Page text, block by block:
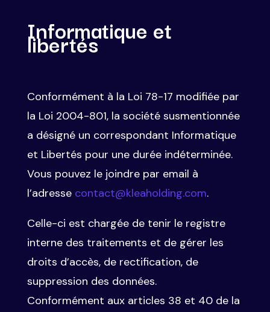
Informatique et
libertés
Conformément à la Loi 78-17 modifiée par
la Loi 2004-801, la société susmentionnée
a désigné un correspondant Informatique
et Libertés pour une durée indéterminée.
Vous pouvez le joindre par email à
l’adresse contact@kleaholding.com.
Celle-ci est chargée de tenir le registre
interne des traitements et de gérer les
droits d’accès, de rectification, de
suppression des données.
Conformément aux articles 38 et 40 de la